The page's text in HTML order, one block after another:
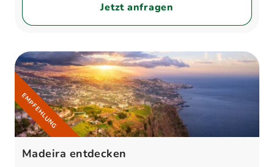
Jetzt anfragen
EMPFEHLUNG
Madeira entdecken